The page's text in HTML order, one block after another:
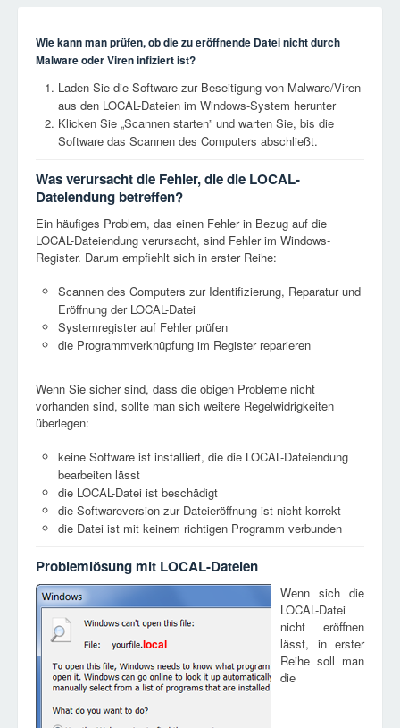
Wie kann man prüfen, ob die zu eröffnende Datei nicht durch
Malware oder Viren infiziert ist?
Laden Sie die Software zur Beseitigung von Malware/Viren
aus den LOCAL-Dateien im Windows-System herunter
Klicken Sie „Scannen starten” und warten Sie, bis die
Software das Scannen des Computers abschließt.
Was verursacht die Fehler, die die LOCAL-
Dateiendung betreffen?
Ein häufiges Problem, das einen Fehler in Bezug auf die
LOCAL-Dateiendung verursacht, sind Fehler im Windows-
Register. Darum empfiehlt sich in erster Reihe:
Scannen des Computers zur Identifizierung, Reparatur und
Eröffnung der LOCAL-Datei
Systemregister auf Fehler prüfen
die Programmverknüpfung im Register reparieren
Wenn Sie sicher sind, dass die obigen Probleme nicht
vorhanden sind, sollte man sich weitere Regelwidrigkeiten
überlegen:
keine Software ist installiert, die die LOCAL-Dateiendung
bearbeiten lässt
die LOCAL-Datei ist beschädigt
die Softwareversion zur Dateieröffnung ist nicht korrekt
die Datei ist mit keinem richtigen Programm verbunden
Problemlösung mit LOCAL-Dateien
local
Wenn sich die
LOCAL-Datei
nicht eröffnen
lässt, in erster
Reihe soll man
die